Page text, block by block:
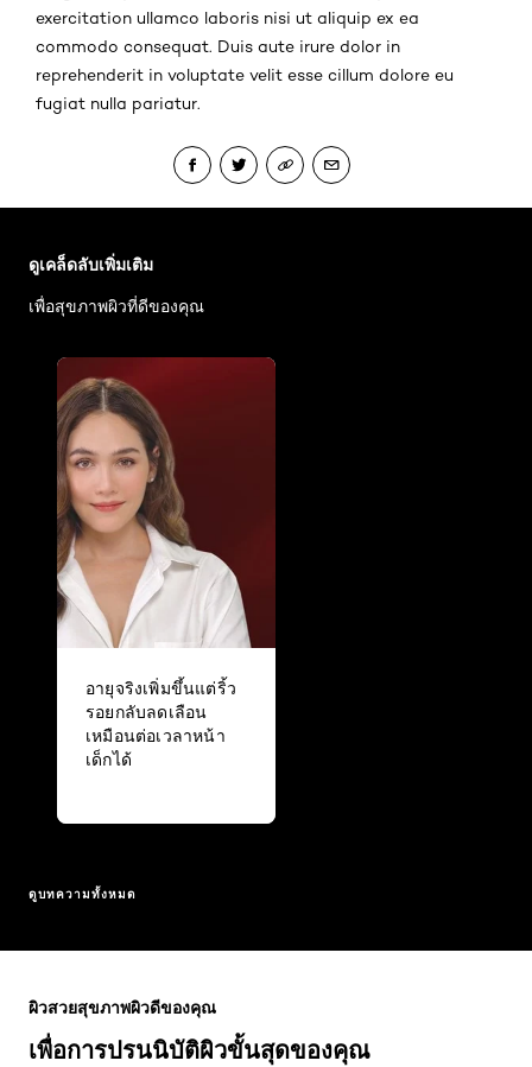
exercitation ullamco laboris nisi ut aliquip ex ea
commodo consequat. Duis aute irure dolor in
reprehenderit in voluptate velit esse cillum dolore eu
fugiat nulla pariatur.
ดูเคล็ดลับเพิ่มเติม
เพื่อสุขภาพผิวที่ดีของคุณ
อายุจริงเพิ่มขึ้นแต่ริ้ว
รอยกลับลดเลือน
เหมือนต่อเวลาหน้า
เด็กได้
ดูบทความทั้งหมด
เพื่อการปรนนิบัติผิวขั้นสุดของคุณ
ผิวสวยสุขภาพผิวดีของคุณ